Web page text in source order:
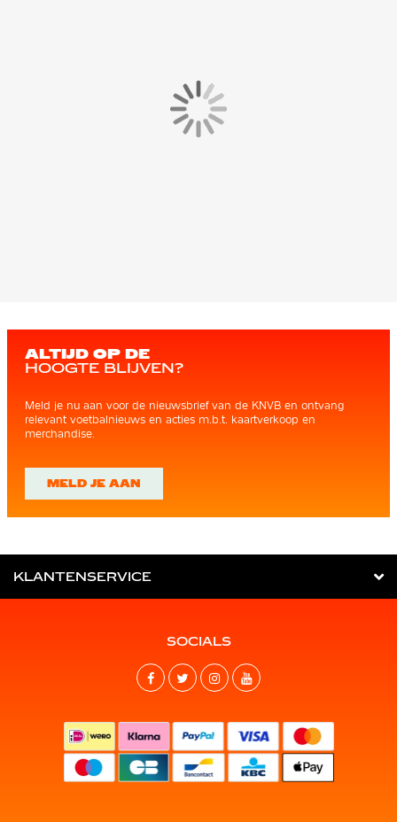
ALTIJD OP DE
HOOGTE BLIJVEN?
Meld je nu aan voor de nieuwsbrief van de KNVB en ontvang
relevant voetbalnieuws en acties m.b.t. kaartverkoop en
merchandise.
MELD JE AAN
KLANTENSERVICE
SOCIALS